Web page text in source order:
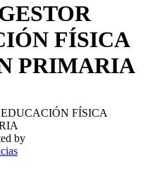
FÍSICA
PRIMARIA
FÍSICA
by